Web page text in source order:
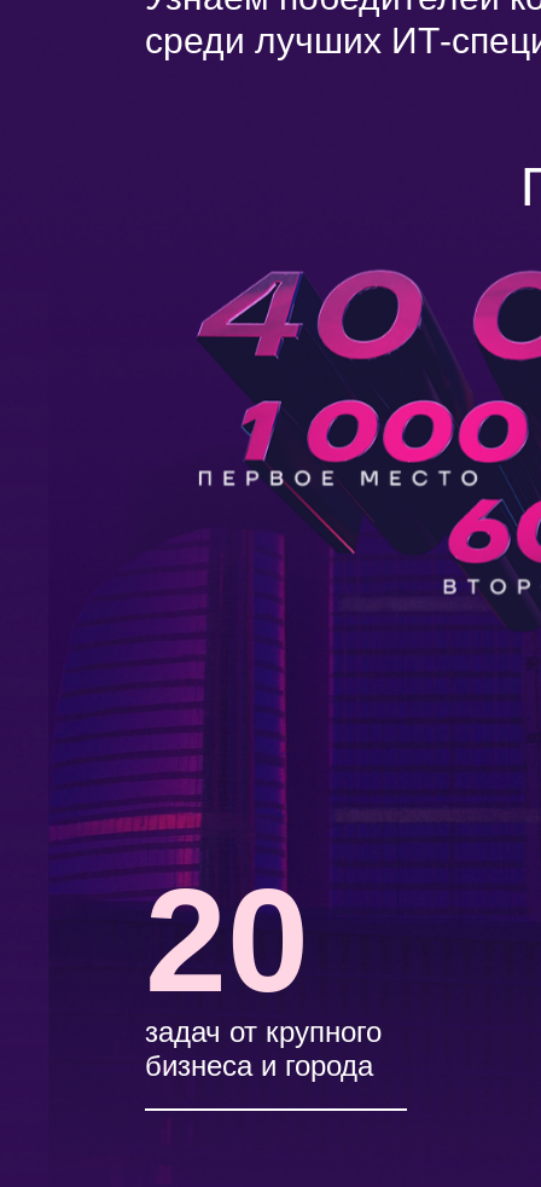
задач от крупного
бизнеса и города
20
среди лучших ИТ-